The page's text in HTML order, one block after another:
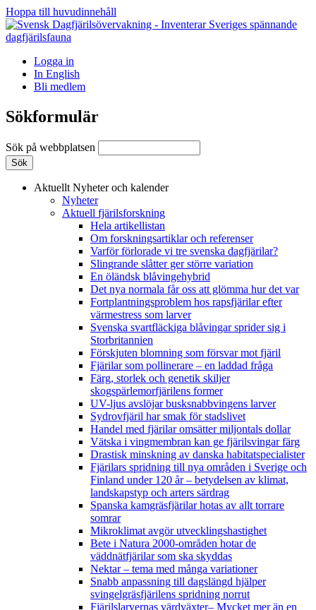
Hoppa till huvudinnehåll
Logga in
In English
Bli medlem
Sökformulär
Sök på webbplatsen
Aktuellt Nyheter och kalender
Nyheter
Aktuell fjärilsforskning
Hela artikellistan
Om forskningsartiklar och referenser
Varför förlorade vi tre svenska dagfjärilar?
Slingrande slåtter ger större variation
En öländsk blåvingehybrid
Det nya normala får oss att glömma hur det var
Fortplantningsproblem hos rapsfjärilar efter
värmestress som larver
Svenska svartfläckiga blåvingar sprider sig i
Storbritannien
Förskjuten blomning som försvar mot fjäril
Fjärilar som pollinerare – en laddad fråga
Färg, storlek och genetik skiljer
skogspärlemorfjärilens former
UV-ljus avslöjar busksnabbvingens larver
Sydrovfjäril har smak för stadslivet
Handel med fjärilar omsätter miljontals dollar
Vätska i vingmembran kan ge fjärilsvingar färg
Drastisk minskning av danska habitatspecialister
Fjärilars spridning till nya områden i Sverige och
Finland under 120 år– betydelsen av klimat,
landskapstyp och arters särdrag
Spanska kamgräsfjärilar hotas av allt torrare
somrar
Mikroklimat avgör utvecklingshastighet
Bete i Natura 2000-områden hotar de
väddnätfjärilar som ska skyddas
Nektar – tema med många variationer
Snabb anpassning till dagslängd hjälper
svingelgräsfjärilens spridning norrut
Fjärilslarvernas värdväxter– Mycket mer än en